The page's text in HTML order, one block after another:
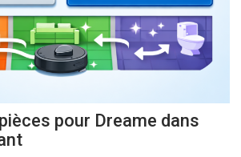
pour Dreame dans